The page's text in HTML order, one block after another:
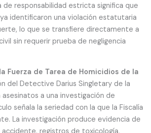
de responsabilidad estricta significa que
identificaron una violación estatutaria
lo que se transfiere directamente a
sin requerir prueba de negligencia
Fuerza de Tarea de Homicidios de la
del Detective Darius Singletary de la
a una investigación de
señala la seriedad con la que la Fiscalía
La investigación produce evidencia de